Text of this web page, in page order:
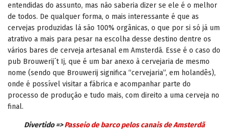
entendidas do assunto, mas não saberia dizer se ele é o melhor
de todos. De qualquer forma, o mais interessante é que as
cervejas produzidas lá são 100% orgânicas, o que por si só já um
atrativo a mais para pesar na escolha desse destino dentre os
vários bares de cerveja artesanal em Amsterdã. Esse é o caso do
pub Brouwerij´t Ij, que é um bar anexo à cervejaria de mesmo
nome (sendo que Brouwerij significa “cervejaria”, em holandês),
onde é possível visitar a fábrica e acompanhar parte do
processo de produção e tudo mais, com direito a uma cerveja no
final.
Divertido =>Passeio de barco pelos canais de Amsterdã